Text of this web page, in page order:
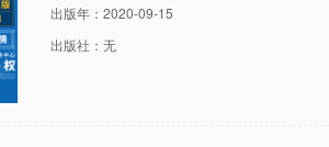
出版年：2020-09-15
出版社：无